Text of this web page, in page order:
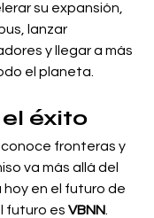
su expansión,
lanzar
y llegar a más
el planeta.
el éxito
fronteras y
va más allá del
en el futuro de
futuro es VBNN